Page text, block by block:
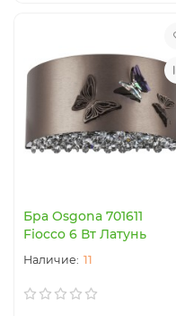
Бра Osgona 701611
Fiocco 6 Вт Латунь
11